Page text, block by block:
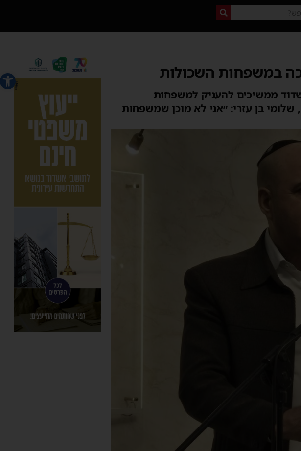
פתח במשפחות השכולות
ממשיכים להעניק למשפחות
שלומי בן עזרי: ״אני לא מוכן שמשפחות